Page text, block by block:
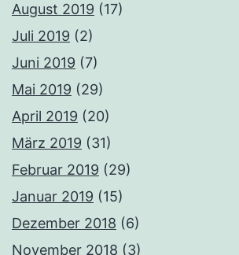
August 2019 (17)
Juli 2019 (2)
Juni 2019 (7)
Mai 2019 (29)
April 2019 (20)
März 2019 (31)
Februar 2019 (29)
Januar 2019 (15)
Dezember 2018 (6)
November 2018 (3)